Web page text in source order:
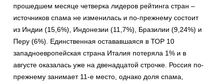
прошедшем месяце четверка лидеров рейтинга стран –
источников спама не изменилась и по-прежнему состоит
из Индии (15,6%), Индонезии (11,7%), Бразилии (9,24%) и
Перу (6%). Единственная остававшаяся в ТОР 10
западноевропейская страна Италия потеряла 1% и в
августе оказалась уже на двенадцатой строчке. Россия по-
прежнему занимает 11-е место, однако доля спама,